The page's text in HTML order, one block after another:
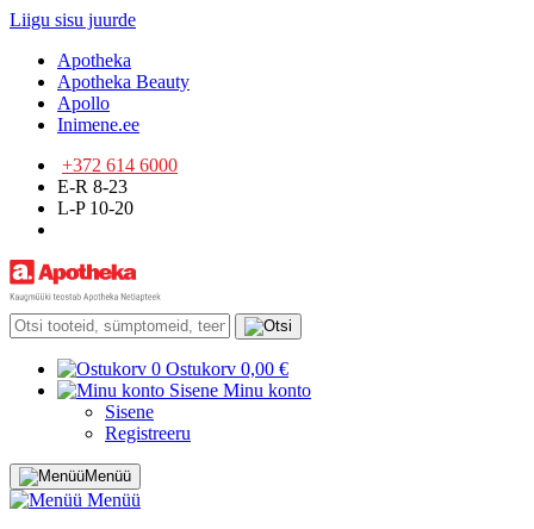
Liigu sisu juurde
Apotheka
Apotheka Beauty
Apollo
Inimene.ee
+372 614 6000
E-R 8-23
L-P 10-20
0 Ostukorv 0,00 €
Sisene Minu konto
Sisene
Registreeru
Menüü
Menüü